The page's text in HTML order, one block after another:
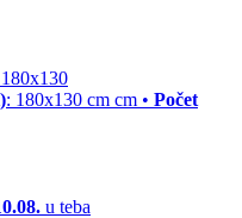
: 180x130 cm cm • Počet
u teba